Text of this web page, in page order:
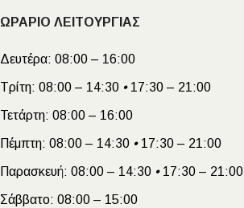
ΩΡΑΡΙΟ ΛΕΙΤΟΥΡΓΙΑΣ
Δευτέρα: 08:00 – 16:00
Τρίτη: 08:00 – 14:30 •17:30 – 21:00
Τετάρτη: 08:00 – 16:00
Πέμπτη: 08:00 – 14:30 •17:30 – 21:00
Παρασκευή: 08:00 – 14:30 •17:30 – 21:00
Σάββατο: 08:00 – 15:00